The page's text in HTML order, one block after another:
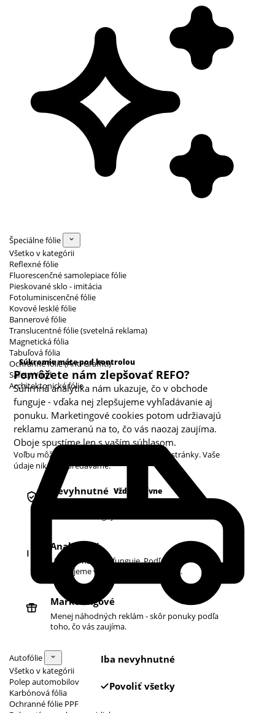
Špeciálne fólie
Všetko v kategórii
Reflexné fólie
Fluorescenčné samolepiace fólie
Pieskované sklo - imitácia
Fotoluminiscenčné fólie
Kovové lesklé fólie
Bannerové fólie
Translucentné fólie (svetelná reklama)
Magnetická fólia
Tabuľová fólia
Ochranné fólie (Anti Graffiti)
Safety Vinyl
Architektonické fólie
Autofólie
Všetko v kategórii
Polep automobilov
Karbónová fólia
Ochranné fólie PPF
Súkromie máte pod kontrolou
Pomôžete nám zlepšovať REFO?
Súhrnná analytika nám ukazuje, čo v obchode
funguje - vďaka nej zlepšujeme vyhľadávanie aj
ponuku. Marketingové cookies potom udržiavajú
reklamu zameranú na to, čo vás naozaj zaujíma.
Oboje spustíme len s vaším súhlasom.
Voľbu môžete kedykoľvek zmeniť v pätičke stránky. Vaše
údaje nikdy nepredávame.
Kategórie cookies
Nevyhnutné Vždy aktívne
Analytické
Ukazujú nám, čo funguje. Podľa toho
zlepšujeme vyhľadávanie aj ponuku.
Marketingové
Menej náhodných reklám - skôr ponuky podľa
toho, čo vás zaujíma.
Iba nevyhnutné
Povoliť všetky